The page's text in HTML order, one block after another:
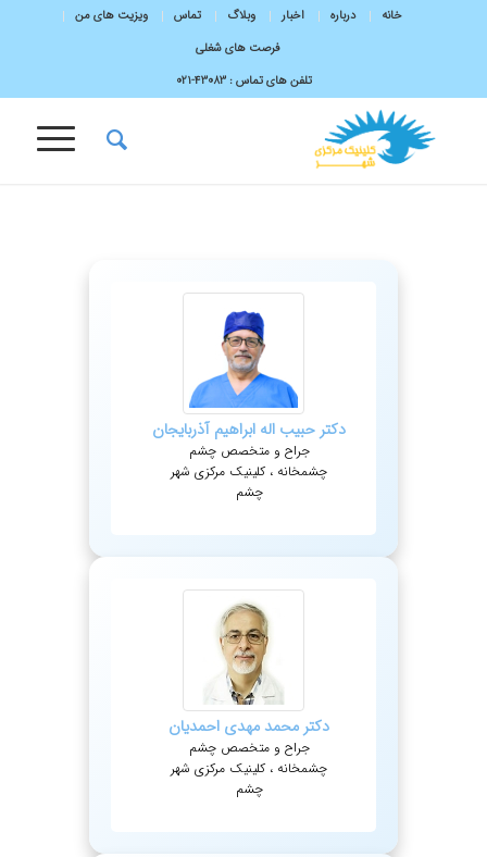
خانه درباره اخبار وبلاگ تماس
ویزیت های من
فرصت های شغلی
تلفن های تماس :43083-۰۲۱
دکترحبیب اله ابراهیم آذربایجان
جراح و متخصص چشم
چشمخانه ، کلینیک مرکزی شهر
چشم
دکترمحمد مهدی احمدیان
جراح و متخصص چشم
چشمخانه ، کلینیک مرکزی شهر
چشم